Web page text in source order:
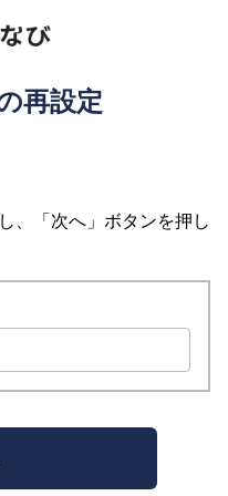
再設定
、「次へ」ボタンを押し